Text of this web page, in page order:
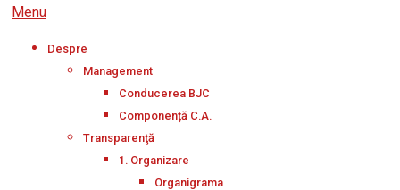
Menu
Despre
Management
Conducerea BJC
Componență C.A.
Transparenţă
1. Organizare
Organigrama